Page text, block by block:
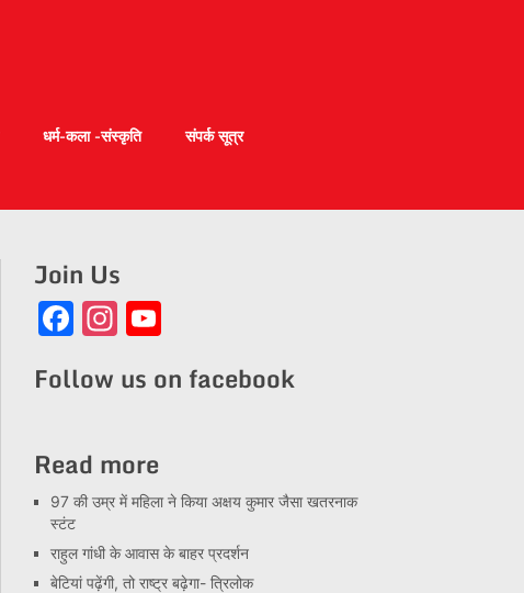
धर्म-कला -संस्कृति
संपर्क सूत्र
Join Us
Facebook
Instagram
Follow us on facebook
Read more
97 की उम्र में महिला ने किया अक्षय कुमार जैसा खतरनाक
स्टंट
राहुल गांधी के आवास के बाहर प्रदर्शन
बेटियां पढ़ेंगी, तो राष्ट्र बढ़ेगा- त्रिलोक